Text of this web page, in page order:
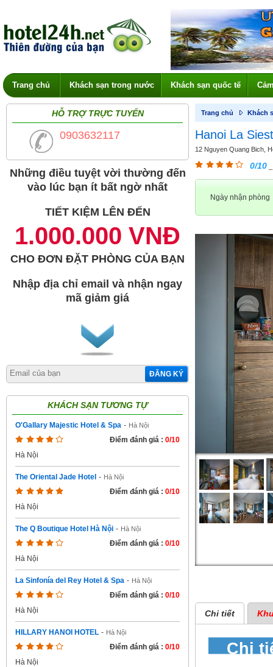
Trang chủ Khách sạn trong nước Khách sạn quốc tế
HỖ TRỢ TRỰC TUYẾN
0903632117
Những điều tuyệt vời thường đến
vào lúc bạn ít bất ngờ nhất
TIẾT KIỆM LÊN ĐẾN
1.000.000 VNĐ
CHO ĐƠN ĐẶT PHÒNG CỦA BẠN
Nhập địa chỉ email và nhận ngay
mã giảm giá
ĐĂNG KÝ
KHÁCH SẠN TƯƠNG TỰ
O'Gallary Majestic Hotel & Spa - Hà Nội
Điểm đánh giá : 0/10
Hà Nội
The Oriental Jade Hotel - Hà Nội
Điểm đánh giá : 0/10
Hà Nội
The Q Boutique Hotel Hà Nội - Hà Nội
Điểm đánh giá : 0/10
Hà Nội
La Sinfonía del Rey Hotel & Spa - Hà Nội
Điểm đánh giá : 0/10
Hà Nội
HILLARY HANOI HOTEL - Hà Nội
Điểm đánh giá : 0/10
Hà Nội
Trang chủ Khách
Hanoi La
12 Nguyen Quang Bich,
0/10
Ngày nhận phòng
Chi tiết
Chi